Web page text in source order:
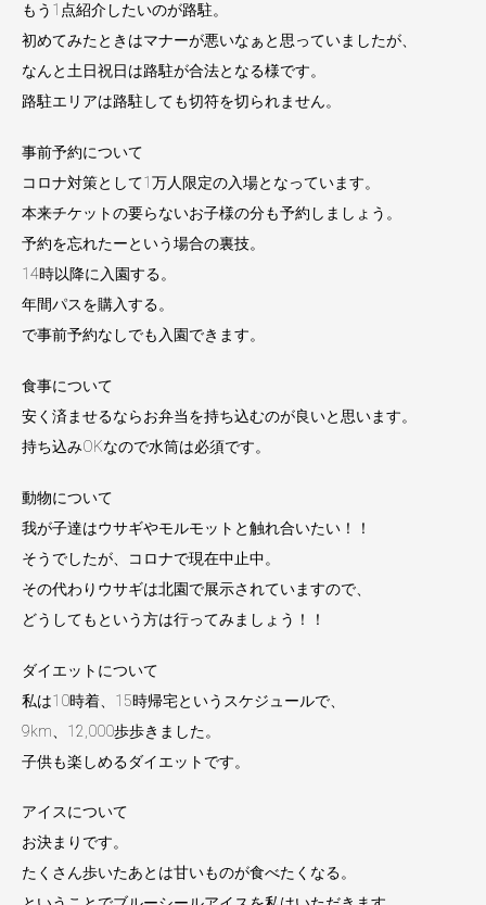
もう1点紹介したいのが路駐。
初めてみたときはマナーが悪いなぁと思っていましたが、
なんと土日祝日は路駐が合法となる様です。
路駐エリアは路駐しても切符を切られません。
事前予約について
コロナ対策として1万人限定の入場となっています。
本来チケットの要らないお子様の分も予約しましょう。
予約を忘れたーという場合の裏技。
14時以降に入園する。
年間パスを購入する。
で事前予約なしでも入園できます。
食事について
安く済ませるならお弁当を持ち込むのが良いと思います。
持ち込みOKなので水筒は必須です。
動物について
我が子達はウサギやモルモットと触れ合いたい！！
そうでしたが、コロナで現在中止中。
その代わりウサギは北園で展示されていますので、
どうしてもという方は行ってみましょう！！
ダイエットについて
私は10時着、15時帰宅というスケジュールで、
9km、12,000歩歩きました。
子供も楽しめるダイエットです。
アイスについて
お決まりです。
たくさん歩いたあとは甘いものが食べたくなる。